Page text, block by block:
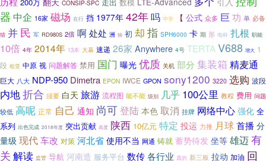
CONSIP-SPC
器 中企 16家 磁场 在行 挡 1977年 42年吗 中学 【 公式 众多 巨 功 单 必备
猎 并 民 军 RD980S 2倍 啊处处 洲 独 初 却 指 SPH6000 卡 期 形 电科 扎根 职能
10倍 4年 2014年 13本 大幕 速递 26家 Anywhere 4号 TERTA V688 增大 1
段 租赁 中原 视 问题解答 禁用 国门 曝光 优质 关机 部分 集装箱 精麦通
巨大 八大 NDP-950 Dimetra EPON IWCE GPON sony1200 3220 选购 波段
内地折合 须要 白天 旅游 流程图 能不能 级别 几乎 100公里 教程 费用 问题
较低 高呢 正常 自己 通知 尚可登陆 本色 取消 挂牌 网络中心强化 全
系列 出色完成 2018年度 突出贡献 高度 陕西 10亿元 特定 投运 力推 月球首播分
量级 现代车改 对策 河北省 使用不当 网通 铸就 蓄势待发 坐等 雄迈有
关 解读 监管 导航 河南造 服务平台 数传各行业 真的 新三板 拉动 加油 回